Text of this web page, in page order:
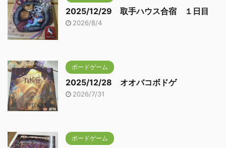
2025/12/29 取手ハウス合宿 １日目
2026/8/4
ボードゲーム
2025/12/28 オオバコボドゲ
2026/7/31
ボードゲーム